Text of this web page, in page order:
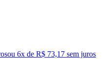
ou 6x de R$ 73,17 sem juros